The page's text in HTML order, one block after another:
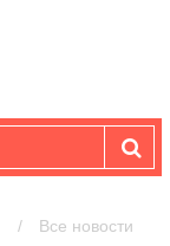
/ Все новости